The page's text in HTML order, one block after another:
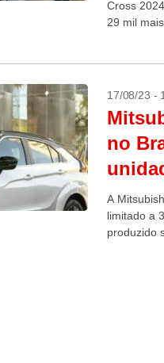
Cross
29 mil
17/08/23 -
no
A
limitado a
produzido